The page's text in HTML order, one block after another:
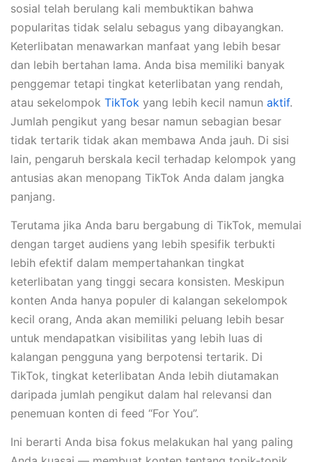
sosial telah berulang kali membuktikan bahwa
popularitas tidak selalu sebagus yang dibayangkan.
Keterlibatan menawarkan manfaat yang lebih besar
dan lebih bertahan lama. Anda bisa memiliki banyak
penggemar tetapi tingkat keterlibatan yang rendah,
atau sekelompok TikTok yang lebih kecil namun aktif.
Jumlah pengikut yang besar namun sebagian besar
tidak tertarik tidak akan membawa Anda jauh. Di sisi
lain, pengaruh berskala kecil terhadap kelompok yang
antusias akan menopang TikTok Anda dalam jangka
panjang.
Terutama jika Anda baru bergabung di TikTok, memulai
dengan target audiens yang lebih spesifik terbukti
lebih efektif dalam mempertahankan tingkat
keterlibatan yang tinggi secara konsisten. Meskipun
konten Anda hanya populer di kalangan sekelompok
kecil orang, Anda akan memiliki peluang lebih besar
untuk mendapatkan visibilitas yang lebih luas di
kalangan pengguna yang berpotensi tertarik. Di
TikTok, tingkat keterlibatan Anda lebih diutamakan
daripada jumlah pengikut dalam hal relevansi dan
penemuan konten di feed “For You”.
Ini berarti Anda bisa fokus melakukan hal yang paling